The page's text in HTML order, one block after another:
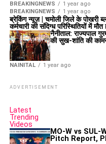
BREAKINGNEWS 1 year ago
BREAKINGNEWS 1 year ago
ब्रेकिंग न्यूज़ | चमोली जिले के पोखरी
कर्मचारी की संदिग्ध परिस्थितियों में मौत
NAINITAL 1 year ago
नैनीताल: राज्यपाल
की सुख-शांति की
ADVERTISEMENT
Latest
Trending
Videos
MO-W vs SUL-
Pitch Report,